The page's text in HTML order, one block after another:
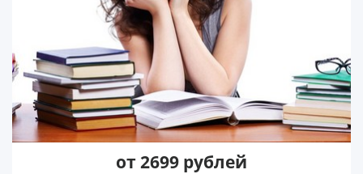
от 2699 рублей